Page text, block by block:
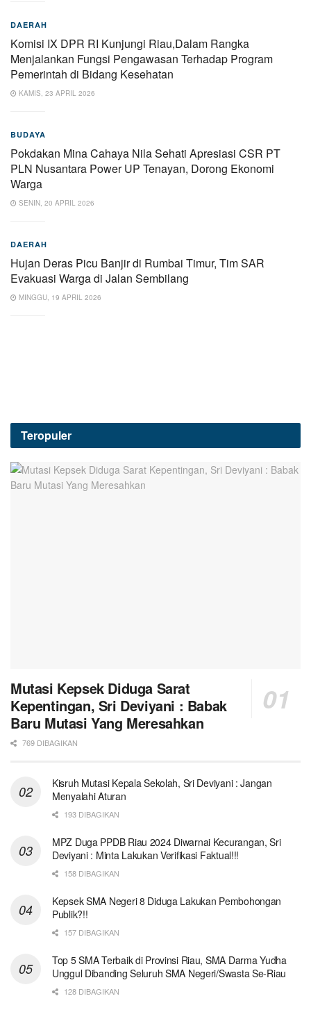
DAERAH
Komisi IX DPR RI Kunjungi Riau,Dalam Rangka
Menjalankan Fungsi Pengawasan Terhadap Program
Pemerintah di Bidang Kesehatan
KAMIS, 23 APRIL 2026
BUDAYA
Pokdakan Mina Cahaya Nila Sehati Apresiasi CSR PT
PLN Nusantara Power UP Tenayan, Dorong Ekonomi
Warga
SENIN, 20 APRIL 2026
DAERAH
Hujan Deras Picu Banjir di Rumbai Timur, Tim SAR
Evakuasi Warga di Jalan Sembilang
MINGGU, 19 APRIL 2026
Teropuler
Mutasi Kepsek Diduga Sarat
Kepentingan, Sri Deviyani : Babak
Baru Mutasi Yang Meresahkan
769 DIBAGIKAN
Kisruh Mutasi Kepala Sekolah, Sri Deviyani : Jangan
Menyalahi Aturan
193 DIBAGIKAN
MPZ Duga PPDB Riau 2024 Diwarnai Kecurangan, Sri
Deviyani : Minta Lakukan Verifikasi Faktual!!!
158 DIBAGIKAN
Kepsek SMA Negeri 8 Diduga Lakukan Pembohongan
Publik?!!
157 DIBAGIKAN
Top 5 SMA Terbaik di Provinsi Riau, SMA Darma Yudha
Unggul Dibanding Seluruh SMA Negeri/Swasta Se-Riau
128 DIBAGIKAN